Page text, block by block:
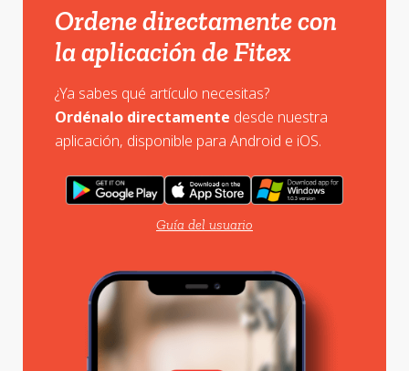
Ordene directamente con
la aplicación de Fitex
¿Ya sabes qué artículo necesitas?
Ordénalo directamente desde nuestra
aplicación, disponible para Android e iOS.
Guía del usuario